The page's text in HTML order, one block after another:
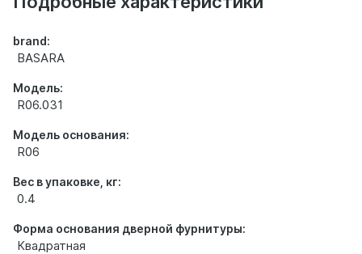
brand:
BASARA
Модель:
R06.031
Модель основания:
R06
Вес в упаковке, кг:
0.4
Форма основания дверной фурнитуры:
Квадратная